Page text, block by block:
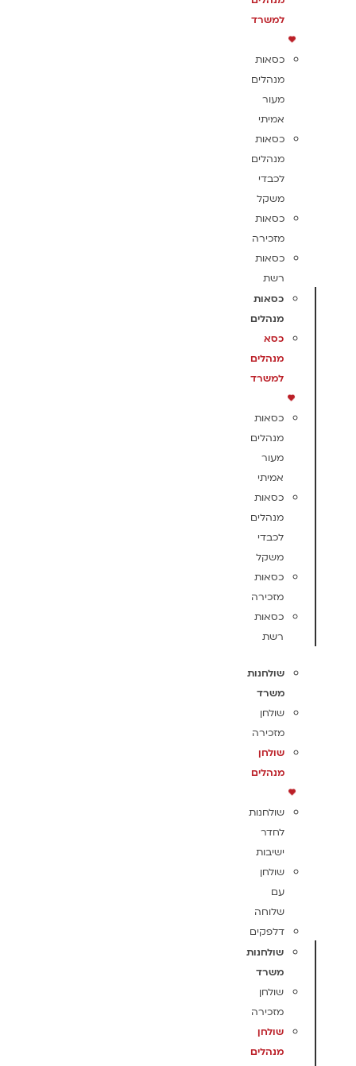
למשרד
כסאות
מנהלים
מעור
אמיתי
כסאות
מנהלים
לכבדי
משקל
כסאות
מזכירה
כסאות
רשת
כסאות
מנהלים
כסא
מנהלים
למשרד
כסאות
מנהלים
מעור
אמיתי
כסאות
מנהלים
לכבדי
משקל
כסאות
מזכירה
כסאות
רשת
שולחנות
משרד
שולחן
מזכירה
שולחן
מנהלים
שולחנות
לחדר
ישיבות
שולחן
עם
שלוחה
דלפקים
שולחנות
משרד
שולחן
מזכירה
שולחן
מנהלים